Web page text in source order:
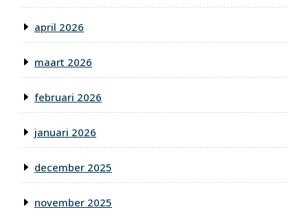
april 2026
maart 2026
februari 2026
januari 2026
december 2025
november 2025